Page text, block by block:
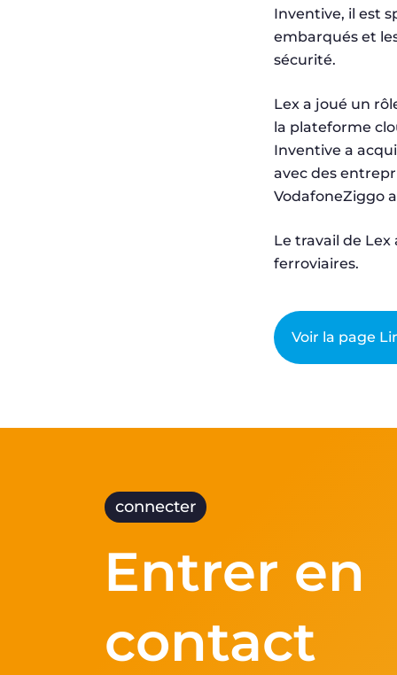
Inventive, il est
embarqués et
sécurité.
Lex a joué un
la plateforme
Inventive a
avec des
VodafoneZiggo
Le travail de
ferroviaires.
Voir la page
connecter
Entrer en
contact